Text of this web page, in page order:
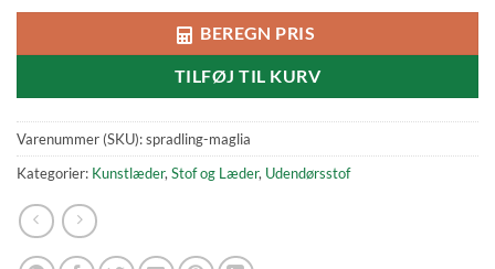
BEREGN PRIS
TILFØJ TIL KURV
Varenummer (SKU):spradling-maglia
Kategorier: Kunstlæder, Stof og Læder, Udendørsstof